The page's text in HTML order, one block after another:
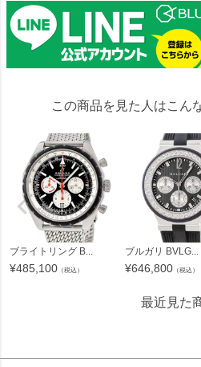
この商品を見た人はこん
ブライトリング B...
¥485,100 （税込）
ブルガリ BVLG...
¥646,800 （税込）
最近見た